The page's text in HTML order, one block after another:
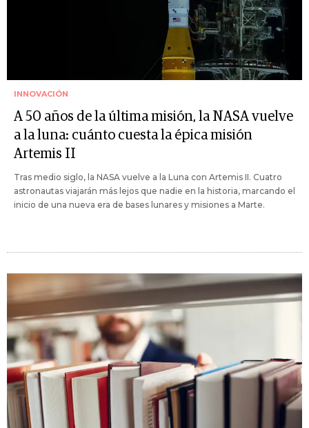
INNOVACIÓN
A 50 años de la última misión, la NASA vuelve
a la luna: cuánto cuesta la épica misión
Artemis II
Tras medio siglo, la NASA vuelve a la Luna con Artemis II. Cuatro
astronautas viajarán más lejos que nadie en la historia, marcando el
inicio de una nueva era de bases lunares y misiones a Marte.